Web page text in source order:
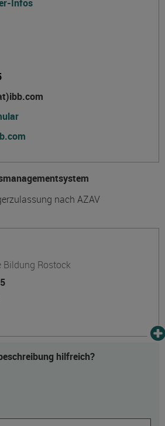
Infos
nach AZAV
Bildung Rostock
hilfreich?